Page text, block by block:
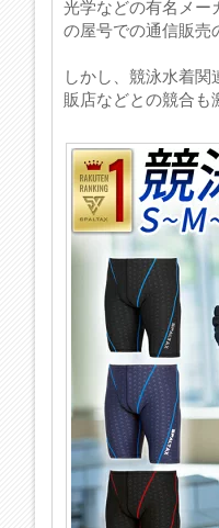
光学などの有名メー
の屋号での通信販売
しかし、競泳水着
販店などとの競合も